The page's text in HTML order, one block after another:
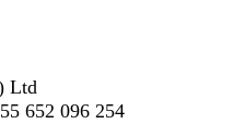
Ltd
652 096 254